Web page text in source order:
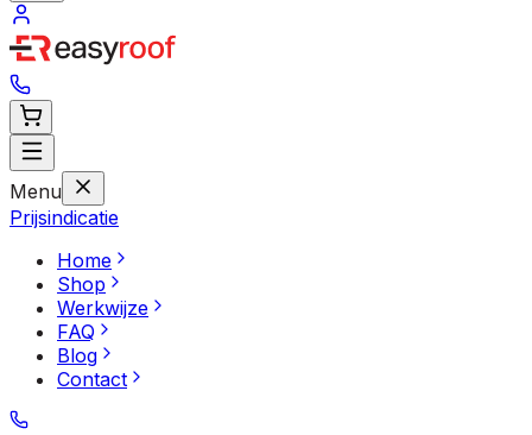
Menu
Prijsindicatie
Home
Shop
Werkwijze
FAQ
Blog
Contact